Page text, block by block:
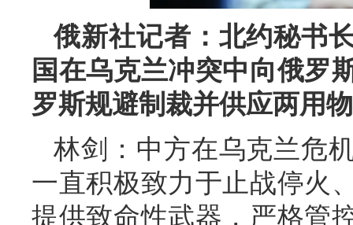
俄新社记者：北约秘书
国在乌克兰冲突中向俄罗
罗斯规避制裁并供应两用
林剑：中方在乌克兰危
一直积极致力于止战停火
提供致命性武器，严格管